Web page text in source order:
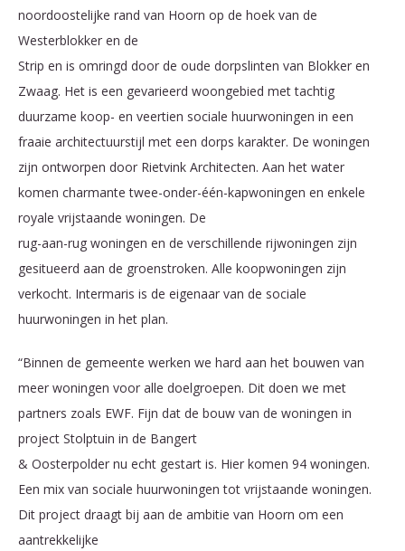
noordoostelijke rand van Hoorn op de hoek van de
Westerblokker en de
Strip en is omringd door de oude dorpslinten van Blokker en
Zwaag. Het is een gevarieerd woongebied met tachtig
duurzame koop- en veertien sociale huurwoningen in een
fraaie architectuurstijl met een dorps karakter. De woningen
zijn ontworpen door Rietvink Architecten. Aan het water
komen charmante twee-onder-één-kapwoningen en enkele
royale vrijstaande woningen. De
rug-aan-rug woningen en de verschillende rijwoningen zijn
gesitueerd aan de groenstroken. Alle koopwoningen zijn
verkocht. Intermaris is de eigenaar van de sociale
huurwoningen in het plan.
“Binnen de gemeente werken we hard aan het bouwen van
meer woningen voor alle doelgroepen. Dit doen we met
partners zoals EWF. Fijn dat de bouw van de woningen in
project Stolptuin in de Bangert
& Oosterpolder nu echt gestart is. Hier komen 94 woningen.
Een mix van sociale huurwoningen tot vrijstaande woningen.
Dit project draagt bij aan de ambitie van Hoorn om een
aantrekkelijke